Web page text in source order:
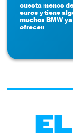
cuesta menos
euros y tiene
muchos BMW
ofrecen